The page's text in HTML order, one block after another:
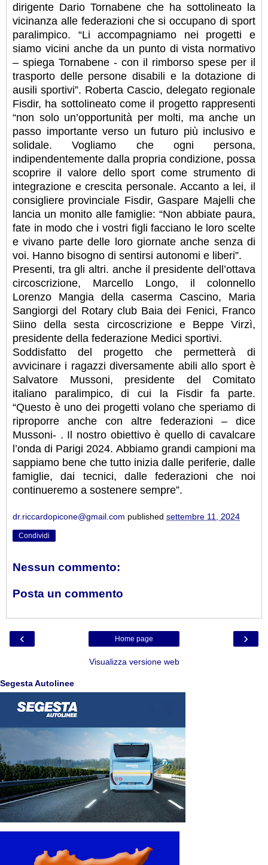
dirigente Dario Tornabene che ha sottolineato la
vicinanza alle federazioni che si occupano di sport
paralimpico. “Li accompagniamo nei progetti e
siamo vicini anche da un punto di vista normativo
– spiega Tornabene - con il rimborso spese per il
trasporto delle persone disabili e la dotazione di
ausili sportivi”. Roberta Cascio, delegato regionale
Fisdir, ha sottolineato come il progetto rappresenti
“non solo un’opportunità per molti, ma anche un
passo importante verso un futuro più inclusivo e
solidale. Vogliamo che ogni persona,
indipendentemente dalla propria condizione, possa
scoprire il valore dello sport come strumento di
integrazione e crescita personale. Accanto a lei, il
consigliere provinciale Fisdir, Gaspare Majelli che
lancia un monito alle famiglie: “Non abbiate paura,
fate in modo che i vostri figli facciano le loro scelte
e vivano parte delle loro giornate anche senza di
voi. Hanno bisogno di sentirsi autonomi e liberi”.
Presenti, tra gli altri. anche il presidente dell’ottava
circoscrizione, Marcello Longo, il colonnello
Lorenzo Mangia della caserma Cascino, Maria
Sangiorgi del Rotary club Baia dei Fenici, Franco
Siino della sesta circoscrizione e Beppe Virzì,
presidente della federazione Medici sportivi.
Soddisfatto del progetto che permetterà di
avvicinare i ragazzi diversamente abili allo sport è
Salvatore Mussoni, presidente del Comitato
italiano paralimpico, di cui la Fisdir fa parte.
“Questo è uno dei progetti volano che speriamo di
riproporre anche con altre federazioni – dice
Mussoni- . Il nostro obiettivo è quello di cavalcare
l’onda di Parigi 2024. Abbiamo grandi campioni ma
sappiamo bene che tutto inizia dalle periferie, dalle
famiglie, dai tecnici, dalle federazioni che noi
continueremo a sostenere sempre”.
dr.riccardopicone@gmail.com published settembre 11, 2024
Condividi
Nessun commento:
Posta un commento
‹ ›
Home page
Visualizza versione web
Segesta Autolinee